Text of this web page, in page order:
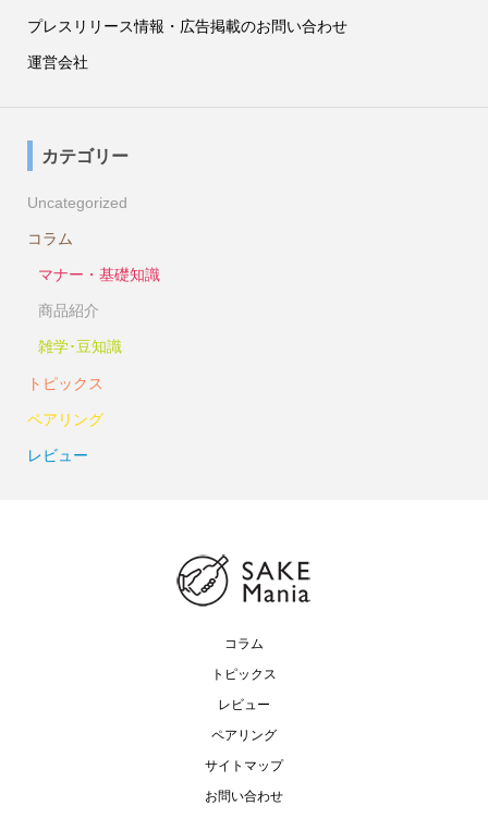
プレスリリース情報・広告掲載のお問い合わせ
運営会社
カテゴリー
Uncategorized
コラム
マナー・基礎知識
商品紹介
雑学･豆知識
トピックス
ペアリング
レビュー
コラム
トピックス
レビュー
ペアリング
サイトマップ
お問い合わせ